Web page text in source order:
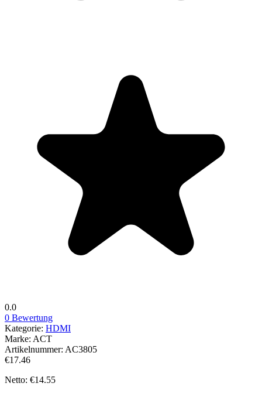
0.0
0 Bewertung
Kategorie: HDMI
Marke: ACT
Artikelnummer: AC3805
€17.46
Netto: €14.55